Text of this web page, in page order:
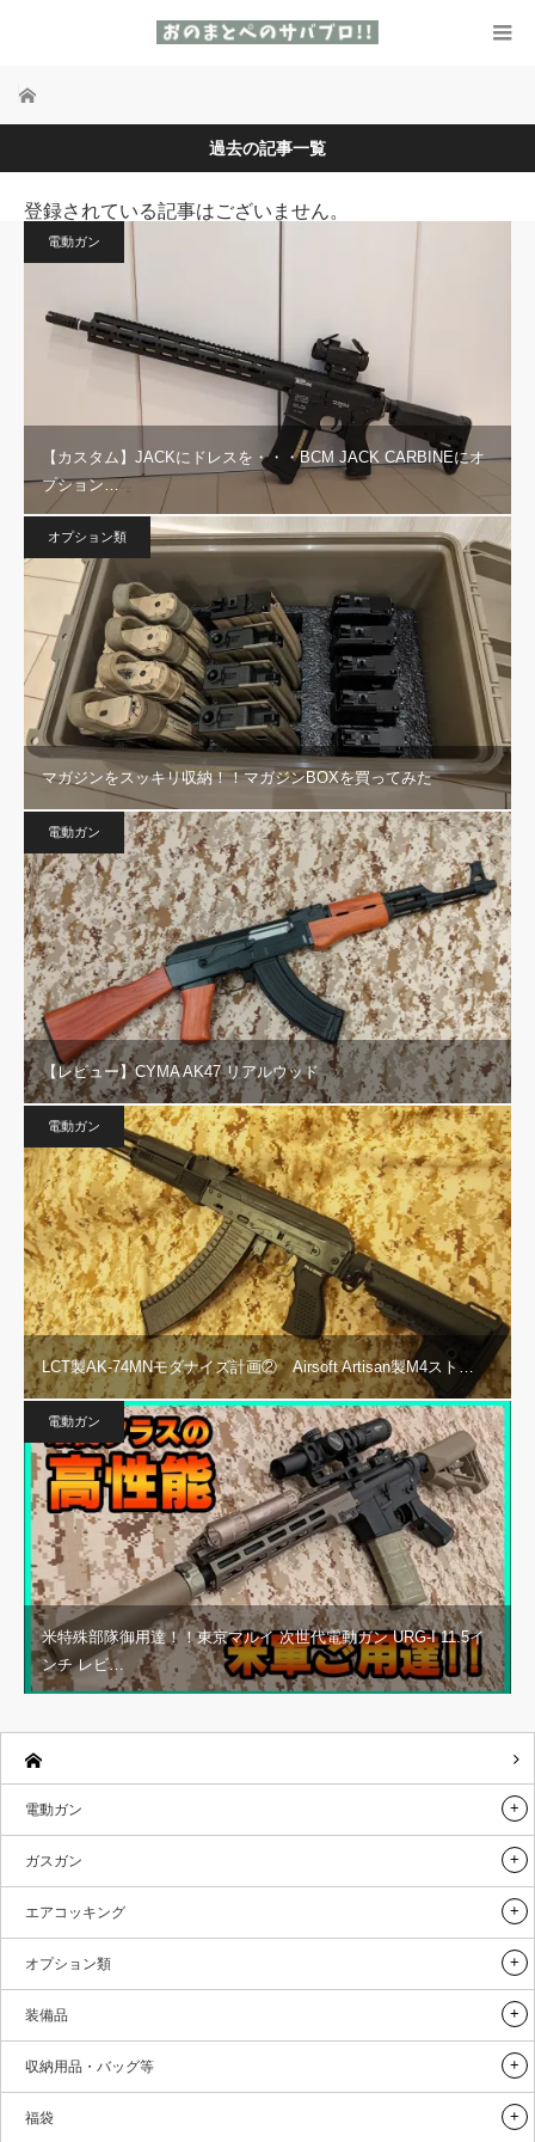
ホーム
過去の記事一覧
登録されている記事はございません。
電動ガン
【カスタム】JACKにドレスを・・・BCM JACK CARBINEにオ
プション…
オプション類
マガジンをスッキリ収納！！マガジンBOXを買ってみた
電動ガン
【レビュー】CYMA AK47 リアルウッド
電動ガン
LCT製AK-74MNモダナイズ計画② Airsoft Artisan製M4スト…
電動ガン
米特殊部隊御用達！！東京マルイ 次世代電動ガン URG-I 11.5イ
ンチ レビ…
電動ガン
ガスガン
エアコッキング
オプション類
装備品
収納用品・バッグ等
福袋